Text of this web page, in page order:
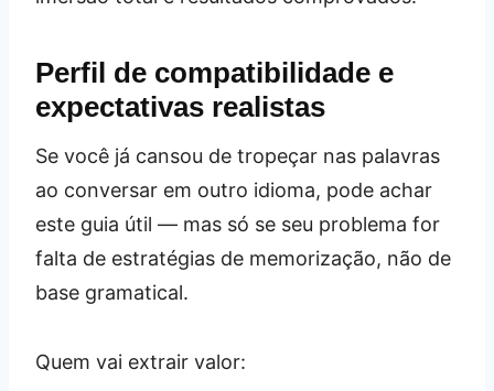
Perfil de compatibilidade e
expectativas realistas
Se você já cansou de tropeçar nas palavras
ao conversar em outro idioma, pode achar
este guia útil ― mas só se seu problema for
falta de estratégias de memorização, não de
base gramatical.
Quem vai extrair valor: